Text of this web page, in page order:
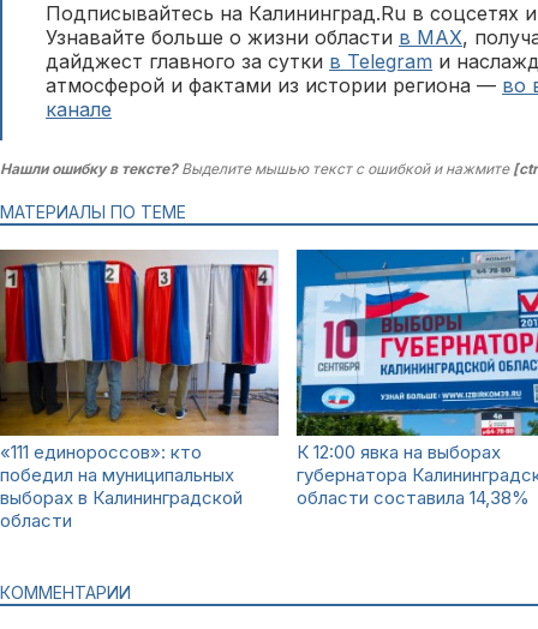
Подписывайтесь на Калининград.Ru в соцсетях
Узнавайте больше о жизни области в MAX,
дайджест главного за сутки в Telegram и
атмосферой и фактами из истории региона — во
канале
Нашли ошибку в тексте?Выделите мышью текст с ошибкой и нажмите
МАТЕРИАЛЫ ПО ТЕМЕ
«111 единороссов»: кто
победил на муниципальных
выборах в Калининградской
области
К 12:00 явка на выборах
губернатора
области составила 14,38%
КОММЕНТАРИИ